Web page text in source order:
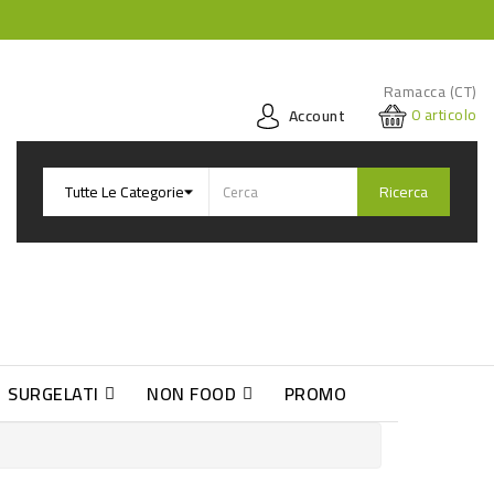
Ramacca (CT)
Account
0articolo
Ricerca
SURGELATI NON FOOD PROMO